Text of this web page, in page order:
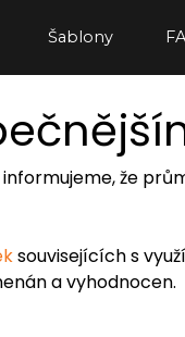
Šablony
informujeme, že
souvisejících s
a vyhodnocen.